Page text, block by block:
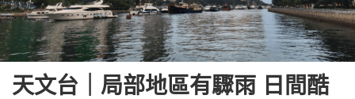
天文台｜局部地區有驟雨 日間酷